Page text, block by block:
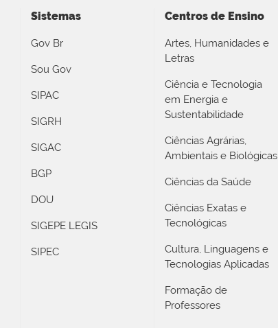
Sistemas
Gov Br
Sou Gov
SIPAC
SIGRH
SIGAC
BGP
DOU
SIGEPE LEGIS
SIPEC
Centros de Ensino
Artes, Humanidades e
Letras
Ciência e Tecnologia
em Energia e
Sustentabilidade
Ciências Agrárias,
Ambientais e Biológicas
Ciências da Saúde
Ciências Exatas e
Tecnológicas
Cultura, Linguagens e
Tecnologias Aplicadas
Formação de
Professores